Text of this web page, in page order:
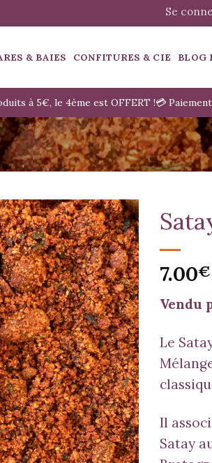
Se
& BAIES CONFITURES & CIE BLOG
à 5€, le 4ème est OFFERT !💳
7.00€
Vendu
Le
Il
Satay